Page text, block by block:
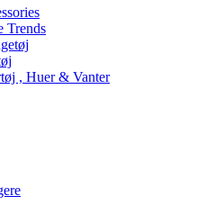
Trends
, Huer & Vanter